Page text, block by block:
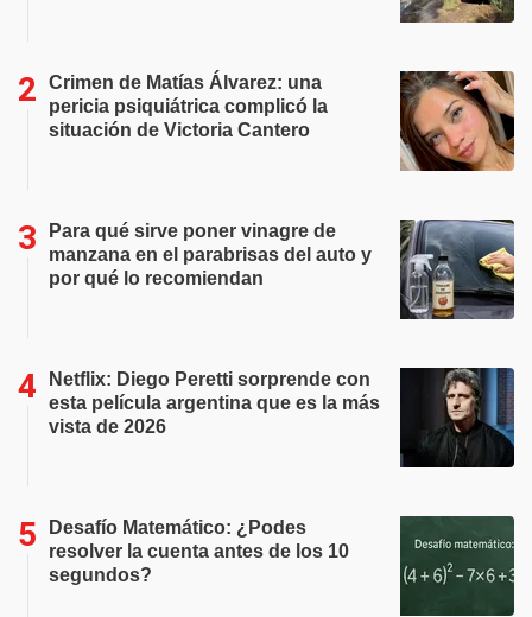
Crimen de Matías Álvarez: una
pericia psiquiátrica complicó la
situación de Victoria Cantero
Para qué sirve poner vinagre de
manzana en el parabrisas del auto y
por qué lo recomiendan
Netflix: Diego Peretti sorprende con
esta película argentina que es la más
vista de 2026
Desafío Matemático: ¿Podes
resolver la cuenta antes de los 10
segundos?